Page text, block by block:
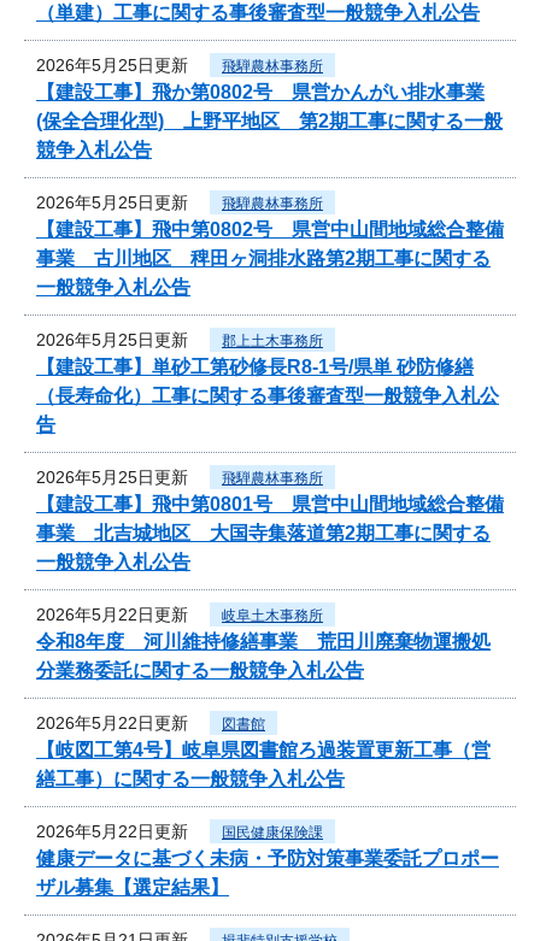
（単建）工事に関する事後審査型一般競争入札公告
2026年5月25日更新 飛騨農林事務所
【建設工事】飛か第0802号 県営かんがい排水事業
(保全合理化型) 上野平地区 第2期工事に関する一般
競争入札公告
2026年5月25日更新 飛騨農林事務所
【建設工事】飛中第0802号 県営中山間地域総合整備
事業 古川地区 稗田ヶ洞排水路第2期工事に関する
一般競争入札公告
2026年5月25日更新 郡上土木事務所
【建設工事】単砂工第砂修長R8-1号/県単 砂防修繕
（長寿命化）工事に関する事後審査型一般競争入札公
告
2026年5月25日更新 飛騨農林事務所
【建設工事】飛中第0801号 県営中山間地域総合整備
事業 北吉城地区 大国寺集落道第2期工事に関する
一般競争入札公告
2026年5月22日更新 岐阜土木事務所
令和8年度 河川維持修繕事業 荒田川廃棄物運搬処
分業務委託に関する一般競争入札公告
2026年5月22日更新 図書館
【岐図工第4号】岐阜県図書館ろ過装置更新工事（営
繕工事）に関する一般競争入札公告
2026年5月22日更新 国民健康保険課
健康データに基づく未病・予防対策事業委託プロポー
ザル募集【選定結果】